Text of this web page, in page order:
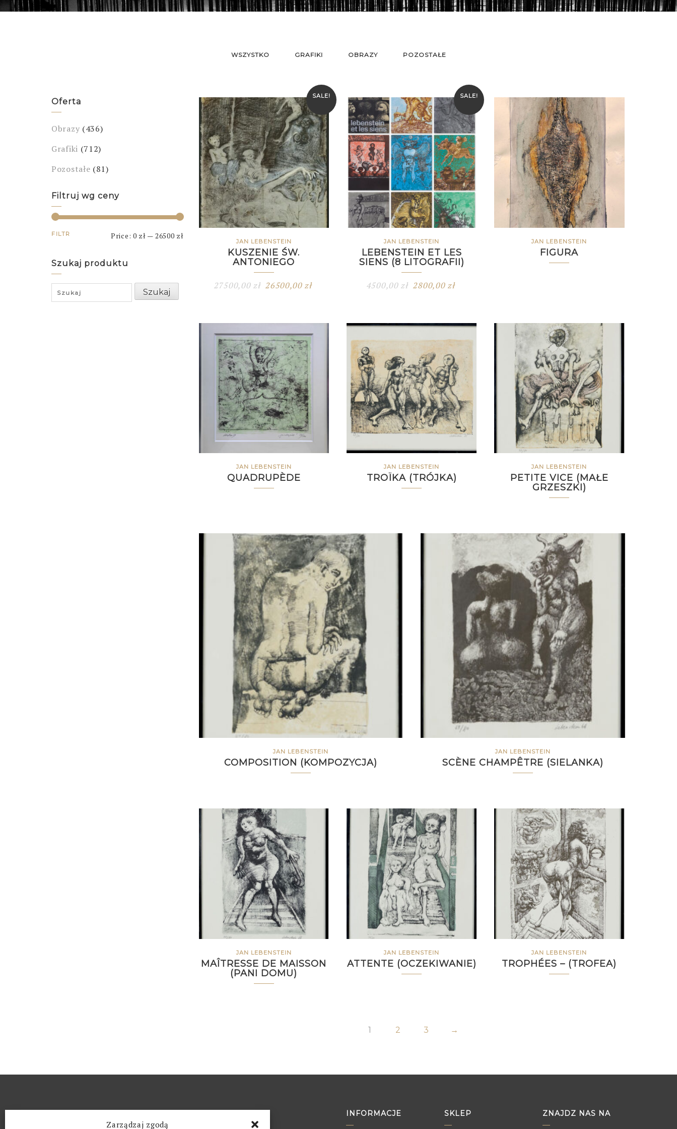
Zarządzaj zgodą
WSZYSTKO GRAFIKI OBRAZY POZOSTAŁE
SALE!
JAN LEBENSTEIN
KUSZENIE ŚW.
ANTONIEGO
27500,00 zł 26500,00 zł
SALE!
JAN LEBENSTEIN
LEBENSTEIN ET LES
SIENS (8 LITOGRAFII)
4500,00 zł 2800,00 zł
JAN LEBENSTEIN
FIGURA
JAN LEBENSTEIN
QUADRUPÈDE
JAN LEBENSTEIN
TROÏKA (TRÓJKA)
JAN LEBENSTEIN
PETITE VICE (MAŁE
GRZESZKI)
JAN LEBENSTEIN
COMPOSITION (KOMPOZYCJA)
JAN LEBENSTEIN
SCÈNE CHAMPÊTRE (SIELANKA)
JAN LEBENSTEIN
MAÎTRESSE DE MAISSON
(PANI DOMU)
JAN LEBENSTEIN
ATTENTE (OCZEKIWANIE)
JAN LEBENSTEIN
TROPHÉES – (TROFEA)
1 2 3 →
Oferta
Obrazy (436)
Grafiki (712)
Pozostałe (81)
Filtruj wg ceny
FILTR Price: 0 zł — 26500 zł
Szukaj produktu
Search
for:
Szukaj
INFORMACJE SKLEP ZNAJDZ NAS NA